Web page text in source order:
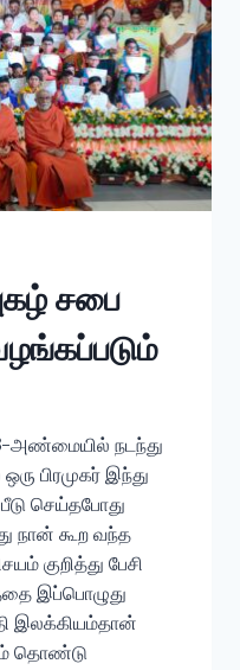
சபை
அண்மையில் நடந்து
பிரமுகர் இந்து
செய்தபோது
நான் கூற வந்த
குறித்து பேசி
இப்பொழுது
இலக்கியம்தான்
தொண்டு